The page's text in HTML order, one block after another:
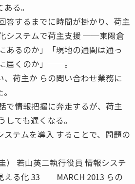
る。
答するまでに時間が掛かり、荷主
システムで荷主支援 ──東陽倉
るのか」「現地の通関は通っ
届くのか」──。
、荷主か らの問い合わせ業務に
で情報把握に奔走するが、荷主
ても遅くなる。
ステムを導入 することで、問題の
英二執行役員 情報システ
える化 33 MARCH 2013 らの